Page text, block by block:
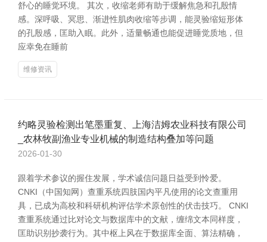
舒心的睡觉环境。 其次，收缩老师有助于缓解焦急和孔殷情
感。深呼吸、冥思、渐进性肌肉收缩等步调，能灵验缩短形体
的孔殷感，匡助入眠。此外，适量畅通也能促进睡觉质地，但
应幸免在睡前
维修资讯
约略灵验检测出笔墨重复、上海洁姆农业科技有限公司
_农林牧副渔业专业机械的制造结构叠加等问题
2026-01-30
跟着学术参议的握住发展，学术诚信问题日益受到怜爱。
CNKI（中国知网）查重系统四肢国内平凡使用的论文查重用
具，已成为高校和科研机构评估学术原创性的伏击技巧。 CNKI
查重系统通过比对论文与数据库中的文献，缠绵文本同样度，
匡助识别抄袭行为。其中枢上风在于数据库全面、算法精确，